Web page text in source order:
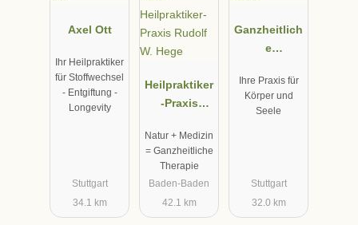
Axel Ott
Ihr Heilpraktiker
für Stoffwechsel
- Entgiftung -
Longevity
Stuttgart
34.1 km
Heilpraktiker
-Praxis
Hege
Natur + Medizin
= Ganzheitliche
Therapie
Baden-Baden
42.1 km
Ganzheitlich
e
xis Christina
Kaiser
Ihre Praxis für
Körper und
Seele
Stuttgart
32.0 km